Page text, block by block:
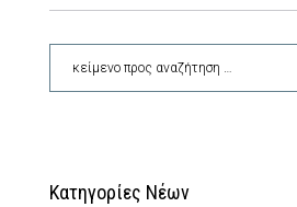
Κατηγορίες Νέων